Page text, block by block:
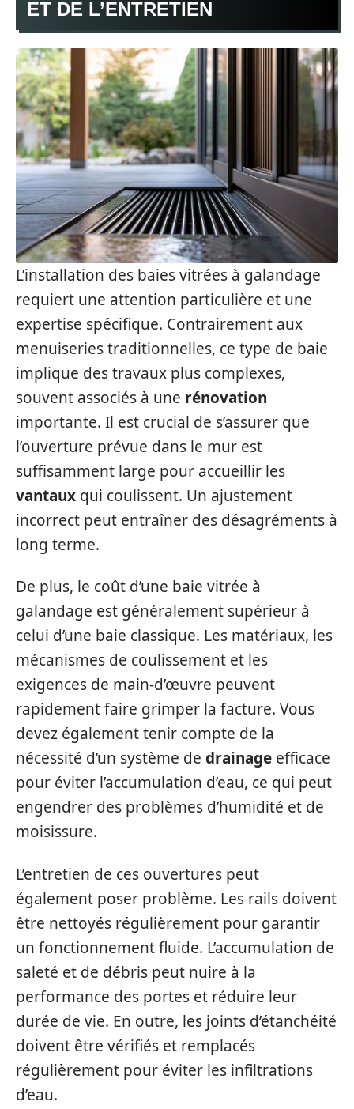
ET DE L’ENTRETIEN
L’installation des baies vitrées à galandage
requiert une attention particulière et une
expertise spécifique. Contrairement aux
menuiseries traditionnelles, ce type de baie
implique des travaux plus complexes,
souvent associés à une rénovation
importante. Il est crucial de s’assurer que
l’ouverture prévue dans le mur est
suffisamment large pour accueillir les
vantaux qui coulissent. Un ajustement
incorrect peut entraîner des désagréments à
long terme.
De plus, le coût d’une baie vitrée à
galandage est généralement supérieur à
celui d’une baie classique. Les matériaux, les
mécanismes de coulissement et les
exigences de main-d’œuvre peuvent
rapidement faire grimper la facture. Vous
devez également tenir compte de la
nécessité d’un système de drainage efficace
pour éviter l’accumulation d’eau, ce qui peut
engendrer des problèmes d’humidité et de
moisissure.
L’entretien de ces ouvertures peut
également poser problème. Les rails doivent
être nettoyés régulièrement pour garantir
un fonctionnement fluide. L’accumulation de
saleté et de débris peut nuire à la
performance des portes et réduire leur
durée de vie. En outre, les joints d’étanchéité
doivent être vérifiés et remplacés
régulièrement pour éviter les infiltrations
d’eau.